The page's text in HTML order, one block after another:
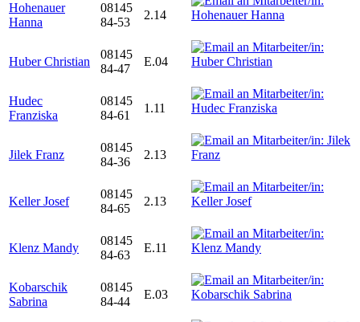
Hohenauer
Hanna
08145
84-53
2.14
Huber Christian
08145
84-47
E.04
Hudec
Franziska
08145
84-61
1.11
Jilek Franz
08145
84-36
2.13
Keller Josef
08145
84-65
2.13
Klenz Mandy
08145
84-63
E.11
Kobarschik
Sabrina
08145
84-44
E.03